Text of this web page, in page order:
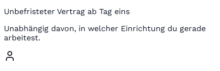
Unbefristeter Vertrag ab Tag eins
Unabhängig davon, in welcher Einrichtung du gerade
arbeitest.